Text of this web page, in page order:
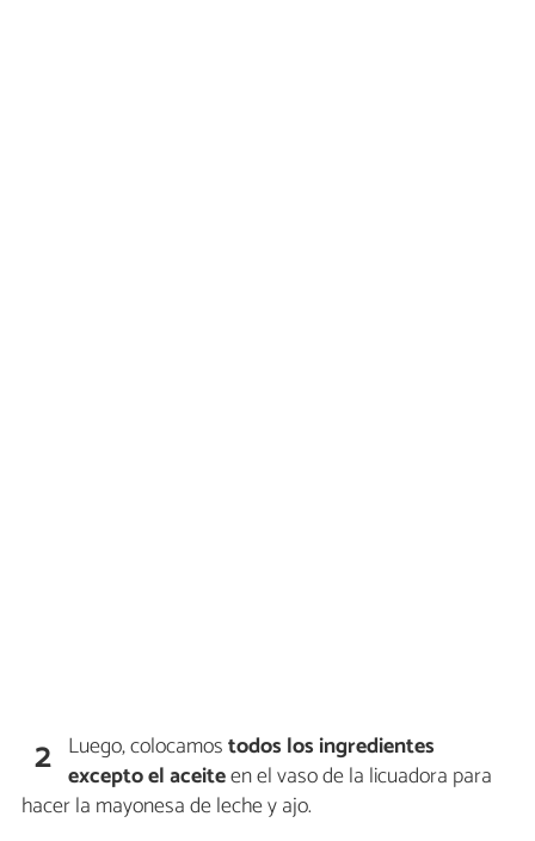
2 Luego, colocamostodos los ingredientes
excepto el aceiteen el vaso de la licuadora para
hacer la mayonesa de leche y ajo.